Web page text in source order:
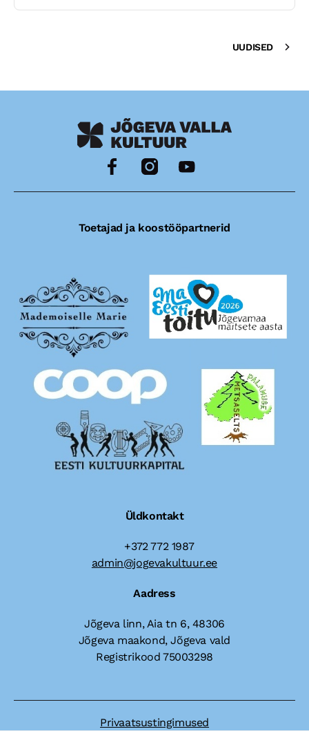
UUDISED
Toetajad ja koostööpartnerid
Üldkontakt
+372 772 1987
admin@jogevakultuur.ee
Aadress
Jõgeva linn, Aia tn 6, 48306
Jõgeva maakond, Jõgeva vald
Registrikood 75003298
Privaatsustingimused